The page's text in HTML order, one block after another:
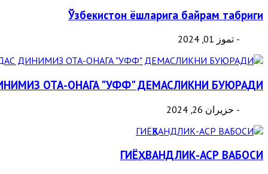
Ўзбекистон ёшларига байрам табриги
- تموز 01, 2024
ОТА-ОНАГА "УФФ" ДЕМАСЛИКНИ БУЮРАДИ
- حزيران 26, 2024
ГИЁҲВАНДЛИК-АСР ВАБОСИ